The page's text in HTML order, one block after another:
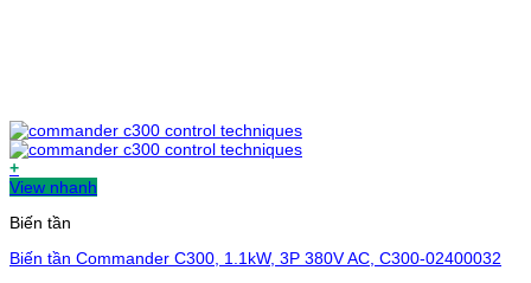
+
View nhanh
Biến tần
Biến tần Commander C300, 1.1kW, 3P 380V AC, C300-02400032